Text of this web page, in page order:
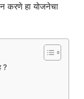
करणे हा योजनेचा
?